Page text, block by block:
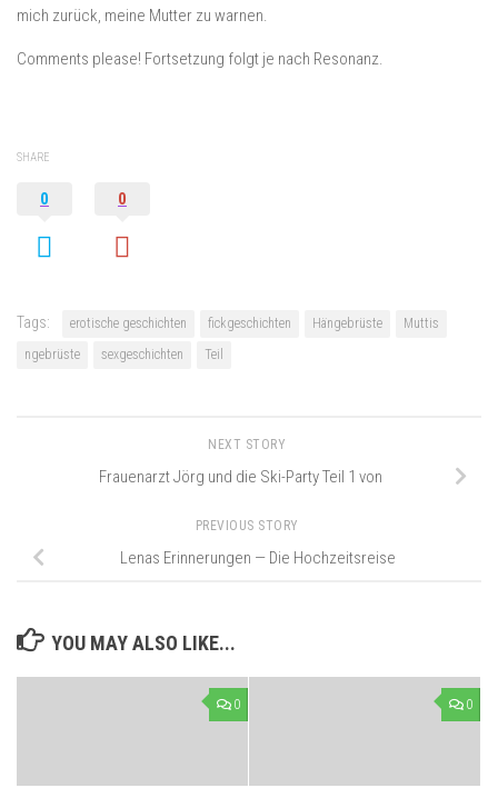
mich zurück, meine Mutter zu warnen.
Comments please! Fortsetzung folgt je nach Resonanz.
SHARE
0 0
Tags: erotische geschichten fickgeschichten Hängebrüste
Muttis
ngebrüste
sexgeschichten Teil
NEXT STORY
Frauenarzt Jörg und die Ski-Party Teil 1 von
PREVIOUS STORY
Lenas Erinnerungen — Die Hochzeitsreise
YOU MAY ALSO LIKE...
0 0